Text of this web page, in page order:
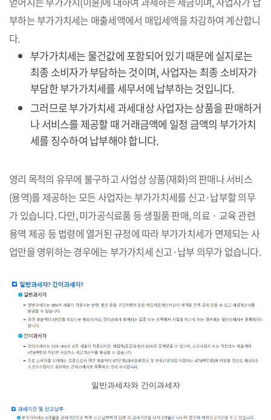
부하는 부가가치세는 매출세액에서 매입세액을 차감하여 계산합니
다.
부가가치세는 물건값에 포함되어 있기 때문에 실지로는
최종 소비자가 부담하는 것이며, 사업자는 최종 소비자가
부담한 부가가치세를 세무서에 납부하는 것입니다.
그러므로 부가가치세 과세대상 사업자는 상품을 판매하거
나 서비스를 제공할 때 거래금액에 일정 금액의 부가가치
세를 징수하여 납부해야 합니다.
영리 목적의 유무에 불구하고 사업상 상품(재화)의 판매나 서비스
(용역)를 제공하는 모든 사업자는 부가가치세를 신고·납부할 의무
가 있습니다. 다만, 미가공식료품 등 생필품 판매, 의료 · 교육 관련
용역 제공 등 법령에 열거된 규정에 따라 부가가치세가 면제되는 사
업만을 영위하는 경우에는 부가가치세 신고·납부 의무가 없습니다.
일반과세자와 간이과세자